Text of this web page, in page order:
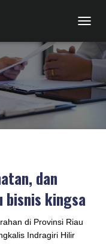
dan
bisnis kingsa
di Provinsi Riau
Indragiri Hilir